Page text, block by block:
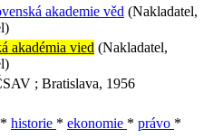
akademie věd (Nakladatel,
akadémia vied (Nakladatel,
; Bratislava, 1956
* historie * ekonomie * právo *